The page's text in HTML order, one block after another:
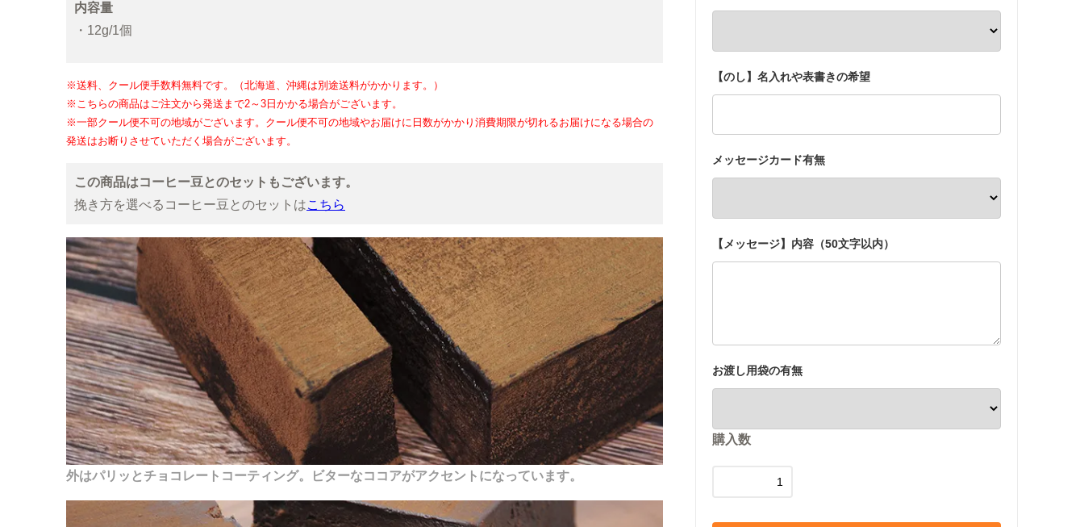
【のし】名入れや表書きの希望
メッセージカード有無
【メッセージ】内容（50文字以内）
お渡し用袋の有無
購入数
内容量
・12g/1個
※送料、クール便手数料無料です。（北海道、沖縄は別途送料がかかります。）
※こちらの商品はご注文から発送まで2～3日かかる場合がございます。
※一部クール便不可の地域がございます。クール便不可の地域やお届けに日数がかかり消費期限が切れるお届けになる場合の
発送はお断りさせていただく場合がございます。
この商品はコーヒー豆とのセットもございます。
挽き方を選べるコーヒー豆とのセットはこちら
外はパリッとチョコレートコーティング。ビターなココアがアクセントになっています。